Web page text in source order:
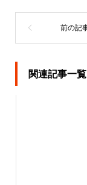
関連記事一覧